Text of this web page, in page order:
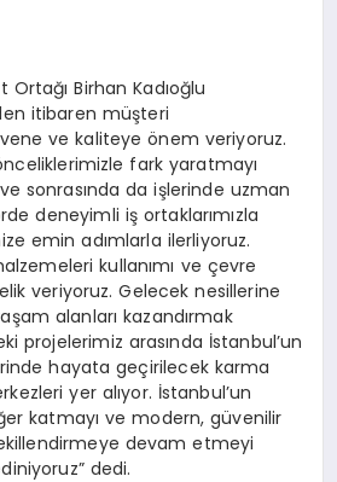
Ortağı Birhan Kadıoğlu
itibaren müşteri
ve kaliteye önem veriyoruz.
fark yaratmayı
sonrasında da işlerinde uzman
deneyimli iş ortaklarımızla
emin adımlarla ilerliyoruz.
kullanımı ve çevre
veriyoruz. Gelecek nesillerine
alanları kazandırmak
projelerimiz arasında İstanbul’un
hayata geçirilecek karma
yer alıyor. İstanbul’un
katmayı ve modern, güvenilir
devam etmeyi
dedi.